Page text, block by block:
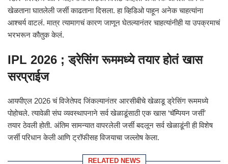
खेळताना घातलेली जर्सी काढताना दिसला. हा व्हिडिओ पाहून अनेक चाहत्यांना
आश्चर्य वाटलं. मात्र त्यामागचं कारण जाणून घेतल्यानंतर चाहत्यांनीही या उपक्रमाचं
भरभरून कौतुक केलं.
IPL 2026 ; ड्रेसिंग रूममध्ये तयार होतं खास
सरप्राईज
आयपीएल 2026 चं विजेतेपद जिंकल्यानंतर आरसीबीचे खेळाडू ड्रेसिंग रूममध्ये
पोहोचले. त्यावेळी संघ व्यवस्थापनाने सर्व खेळाडूंसाठी एक खास ‘चॅम्पियन जर्सी’
तयार ठेवली होती. अंतिम सामन्यात वापरलेली जर्सी बदलून सर्व खेळाडूंनी ही विशेष
जर्सी परिधान केली आणि ट्रॉफीसह विजयाचा जल्लोष केला.
RELATED NEWS